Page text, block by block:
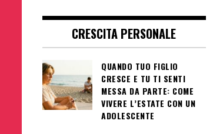
CRESCITA PERSONALE
QUANDO TUO FIGLIO
CRESCE E TU TI SENTI
MESSA DA PARTE: COME
VIVERE L’ESTATE CON UN
ADOLESCENTE